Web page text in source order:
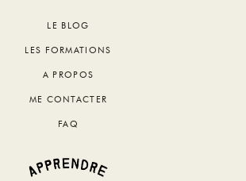
LE BLOG
LES FORMATIONS
A PROPOS
ME CONTACTER
FAQ